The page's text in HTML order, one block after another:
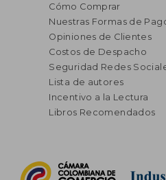
Cómo Comprar
Nuestras Formas de
Opiniones de Clientes
Costos de Despacho
Seguridad Redes
Lista de autores
Incentivo a la Lectura
Libros Recomendados